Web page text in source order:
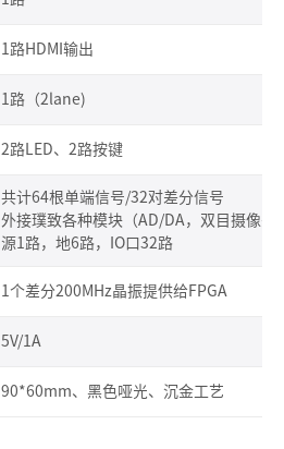
1路HDMI输出
1路（2lane)
2路LED、2路按键
共计64根单端信号/32对差分信号
外接璞致各种模块（AD/DA，双目摄像头
源1路，地6路，IO口32路
1个差分200MHz晶振提供给FPGA
5V/1A
90*60mm、黑色哑光、沉金工艺